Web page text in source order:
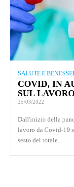
SALUTE E
COVID, IN
SUL LAVORO
25/03/2022
Dall'inizio della
lavoro da Covid-19
sesto del totale...